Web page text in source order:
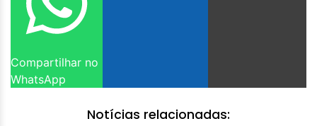
Compartilhar no
WhatsApp
Notícias relacionadas: